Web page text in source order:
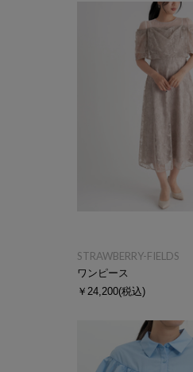
STRAWBERRY-FIELDS
ワンピース
￥24,200(税込)